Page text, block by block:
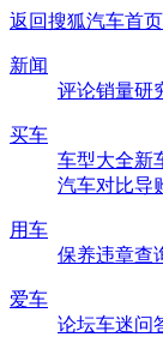
返回搜狐汽车首页
新闻
评论销量研
买车
车型大全新
汽车对比导
用车
保养违章查
爱车
论坛车迷问